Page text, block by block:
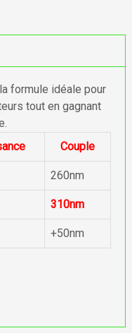
formule idéale pour
tout en gagnant
Couple
260nm
310nm
+50nm